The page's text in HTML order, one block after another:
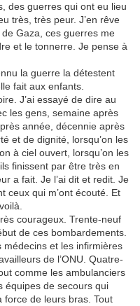
des guerres qui ont eu lieu
très, très peur. J’en rêve
Gaza, ces guerres me
et le tonnerre. Je pense à
la guerre la détestent
fait aux enfants.
J’ai essayé de dire au
les gens, semaine après
année, décennie après
et de dignité, lorsqu’on les
à ciel ouvert, lorsqu’on les
finissent par être très en
a fait. Je l’ai dit et redit. Je
ceux qui m’ont écouté. Et
courageux. Trente-neuf
de ces bombardements.
et les infirmières
de l’ONU. Quatre-
comme les ambulanciers
équipes de secours qui
force de leurs bras. Tout